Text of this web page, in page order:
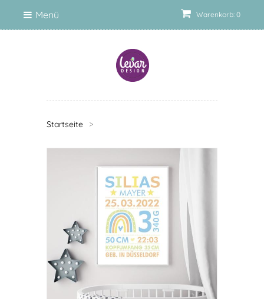
Warenkorb: 0
Menü
Startseite >